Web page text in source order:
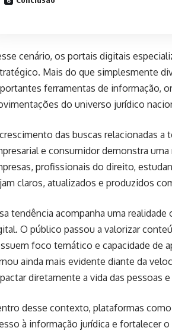
cenário, os portais digitais
Mais do que simplesmente
ferramentas de informação,
do universo jurídico
das buscas relacionadas
e consumidor demonstra
profissionais do direito,
claros, atualizados e produzidos
tendência acompanha uma
O público passou a valorizar
foco temático e capacidade de
ainda mais evidente diante da
diretamente a vida das pessoas
desse contexto, plataformas
à informação jurídica e fortalecer